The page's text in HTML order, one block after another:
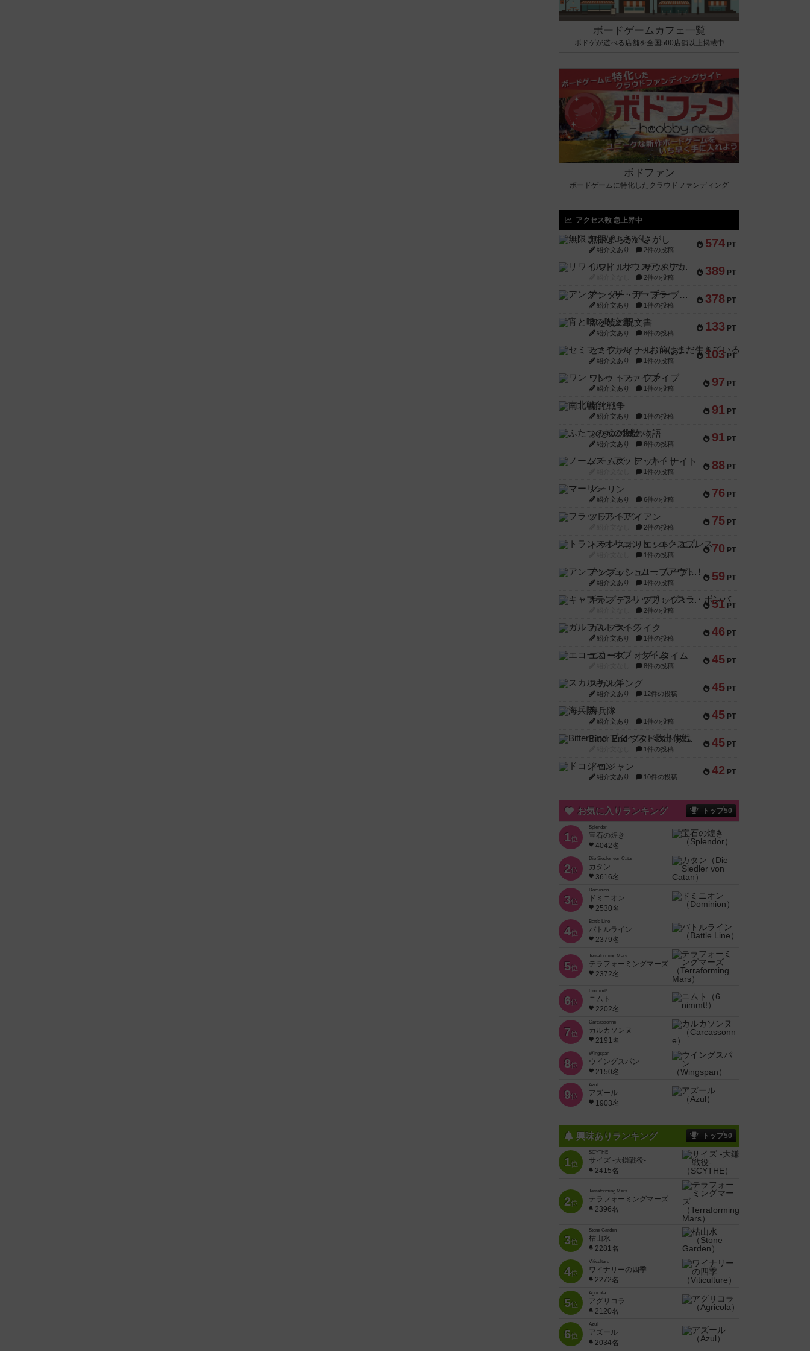
ボードゲームカフェ一覧
ボドゲが遊べる店舗を全国500店舗以上掲載中
ボドファン
ボードゲームに特化したクラウドファンディング
アクセス数 急上昇中
574 PT
無限まちがいさがし
紹介文あり 2件の投稿
389 PT
リワイルド：サウスアメリカ
2件の投稿
378 PT
アンダー・ザ・テーブラー
紹介文あり 1件の投稿
133 PT
宵と暁の呪文書
紹介文あり 8件の投稿
103 PT
セミファイナル ～お前はまだ生きている～
紹介文あり 1件の投稿
97 PT
ワン・トゥ・ファイブ
紹介文あり 1件の投稿
91 PT
南北戦争
紹介文あり 1件の投稿
91 PT
ふたつの城の物語
紹介文あり 6件の投稿
88 PT
ノームズ・アット・ナイト
1件の投稿
76 PT
マーリン
紹介文あり 6件の投稿
75 PT
フラットアイアン
2件の投稿
70 PT
トランスオリエント・エクスプレス
1件の投稿
59 PT
アンブッシュ！：ムーブアウト！
紹介文あり 1件の投稿
51 PT
キャプテン・フリップ：イスラ・ボンバ
2件の投稿
46 PT
ガルフストライク
紹介文あり 1件の投稿
45 PT
エコーズ・オブ・タイム
8件の投稿
45 PT
スカルキング
紹介文あり 12件の投稿
45 PT
海兵隊
紹介文あり 1件の投稿
45 PT
Bitter End ブタペスト救出作戦
1件の投稿
42 PT
ドコジャン
紹介文あり 10件の投稿
お気に入りランキング トップ50
1位
Splendor
宝石の煌き
4042名
2位
Die Siedler von Catan
カタン
3616名
3位
Dominion
ドミニオン
2530名
4位
Battle Line
バトルライン
2379名
5位
Terraforming Mars
テラフォーミングマーズ
2372名
6位
6 nimmt!
ニムト
2202名
7位
Carcassonne
カルカソンヌ
2191名
8位
Wingspan
ウイングスパン
2150名
9位
Azul
アズール
1903名
興味ありランキング トップ50
1位
SCYTHE
サイズ -大鎌戦役-
2415名
2位
Terraforming Mars
テラフォーミングマーズ
2396名
3位
Stone Garden
枯山水
2281名
4位
Viticulture
ワイナリーの四季
2272名
5位
Agricola
アグリコラ
2120名
6位
Azul
アズール
2034名